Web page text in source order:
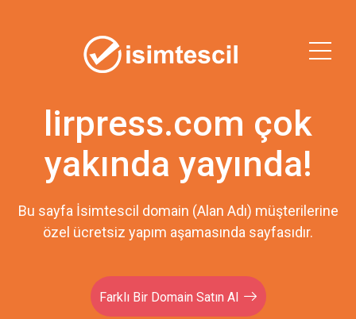
lirpress.com çok
yakında yayında!
Bu sayfa İsimtescil domain (Alan Adı) müşterilerine
özel ücretsiz yapım aşamasında sayfasıdır.
Farklı Bir Domain Satın Al